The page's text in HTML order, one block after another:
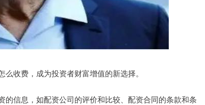
收费，成为投资者财富增值的新选择。
信息，如配资公司的评价和比较、配资合同的条款和条